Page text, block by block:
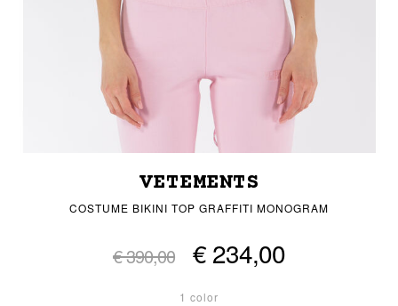
VETEMENTS
COSTUME BIKINI TOP GRAFFITI MONOGRAM
€ 390,00 € 234,00
1 color